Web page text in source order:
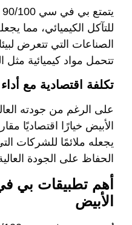
للتآكل الكيميائي، مما
الصناعات التي تتعرض
تتحمل مواد كيميائية مثل
تكلفة اقتصادية مع
الأبيض خيارًا اقتصاديًا
يجعله ملائمًا للشركات
الحفاظ على الجودة
الأبيض